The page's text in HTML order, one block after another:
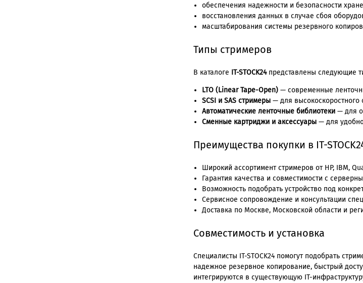
обеспечения надежности и безопасности
восстановления данных в случае сбоя
масштабирования системы резервного
Типы стримеров
В каталоге IT-STOCK24представлены следующие
LTO (Linear Tape-Open) — современные
SCSI и SAS стримеры — для
Автоматические ленточные библиотеки — для
Сменные картриджи и аксессуары — для
Преимущества покупки в IT-
Широкий ассортимент стримеров от HP, IBM,
Гарантия качества и совместимости с
Возможность подобрать устройство под
Сервисное сопровождение и консультации
Доставка по Москве, Московской области и
Совместимость и установка
Специалисты IT-STOCK24 помогут подобрать
надежное резервное копирование, быстрый
интегрируются в существующую IT-